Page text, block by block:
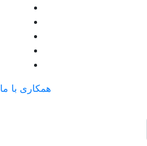
همکاری با ما